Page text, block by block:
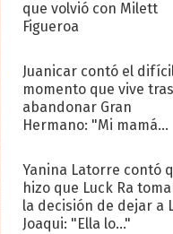
que volvió con Milett
Figueroa
Juanicar contó el
momento que vive tras
abandonar Gran
Hermano: "Mi mamá
Yanina Latorre contó
hizo que Luck Ra
la decisión de dejar a
Joaqui: "Ella lo..."